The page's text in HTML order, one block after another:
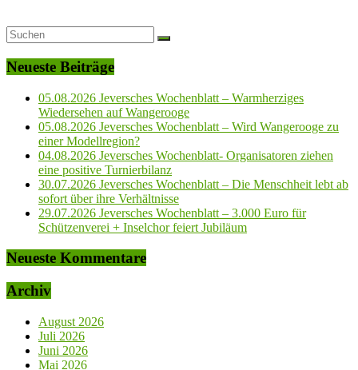
Neueste Beiträge
05.08.2026 Jeversches Wochenblatt – Warmherziges
Wiedersehen auf Wangerooge
05.08.2026 Jeversches Wochenblatt – Wird Wangerooge zu
einer Modellregion?
04.08.2026 Jeversches Wochenblatt- Organisatoren ziehen
eine positive Turnierbilanz
30.07.2026 Jeversches Wochenblatt – Die Menschheit lebt ab
sofort über ihre Verhältnisse
29.07.2026 Jeversches Wochenblatt – 3.000 Euro für
Schützenverei + Inselchor feiert Jubiläum
Neueste Kommentare
Archiv
August 2026
Juli 2026
Juni 2026
Mai 2026